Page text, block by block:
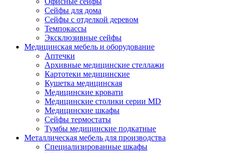
Сейфы для дома
Сейфы с отделкой деревом
Темпокассы
Эксклюзивные сейфы
Медицинская мебель и оборудование
Аптечки
Архивные медицинские стеллажи
Картотеки медицинские
Кушетка медицинская
Медицинские кровати
Медицинские столики серии MD
Медицинские шкафы
Сейфы термостаты
Тумбы медицинские подкатные
Металлическая мебель для производства
Cпециализированные шкафы